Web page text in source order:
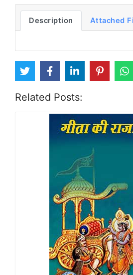
Description Attached
Related Posts: